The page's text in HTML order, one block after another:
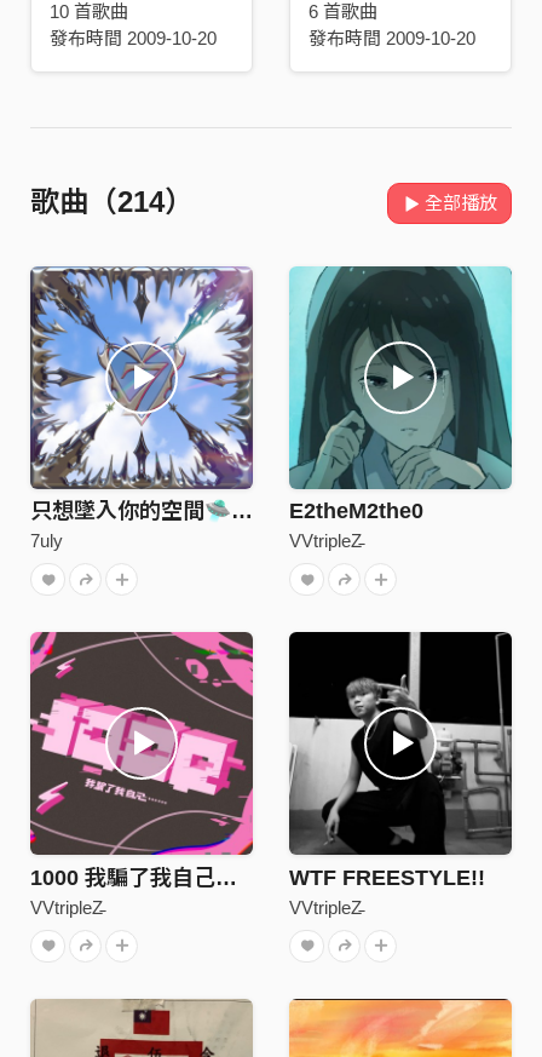
10 首歌曲
發布時間 2009-10-20
6 首歌曲
發布時間 2009-10-20
歌曲（214） 全部播放
只想墜入你的空間🛸ʕ*̫͡*ʕ•͓͡•ʔ-̫͡-ʔ
7uly
E2theM2the0
VVtripleΖ̵
1000 我騙了我自己……
VVtripleΖ̵
WTF FREESTYLE!!
VVtripleΖ̵